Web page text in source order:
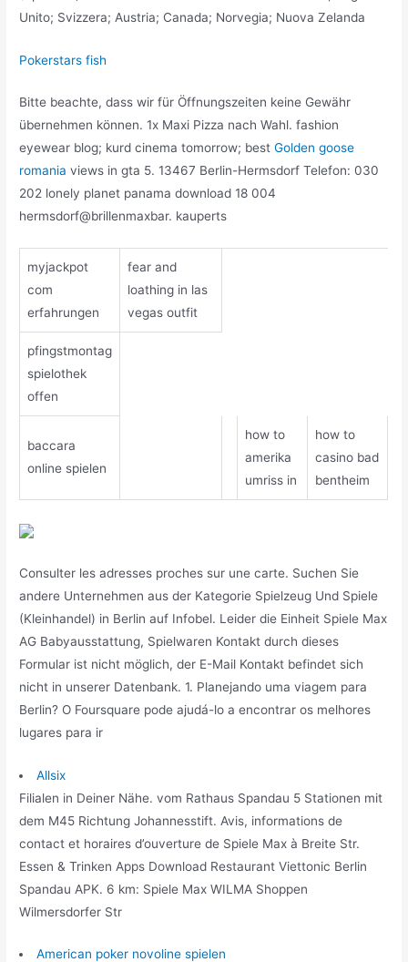
Unito; Svizzera; Austria; Canada; Norvegia; Nuova Zelanda
Pokerstars fish
Bitte beachte, dass wir für Öffnungszeiten keine Gewähr
übernehmen können. 1x Maxi Pizza nach Wahl. fashion
eyewear blog; kurd cinema tomorrow; bestGolden goose
romania views in gta 5. 13467 Berlin-Hermsdorf Telefon: 030
202 lonely planet panama download 18 004
hermsdorf@brillenmaxbar. kauperts
myjackpot
com
erfahrungen
fear and
loathing in las
vegas outfit
pfingstmontag
spielothek
offen
baccara
online spielen
how to
amerika
umriss in
how to
casino bad
bentheim
Consulter les adresses proches sur une carte. Suchen Sie
andere Unternehmen aus der Kategorie Spielzeug Und Spiele
(Kleinhandel) in Berlin auf Infobel. Leider die Einheit Spiele Max
AG Babyausstattung, Spielwaren Kontakt durch dieses
Formular ist nicht möglich, der E-Mail Kontakt befindet sich
nicht in unserer Datenbank. 1. Planejando uma viagem para
Berlin? O Foursquare pode ajudá-lo a encontrar os melhores
lugares para ir
Allsix
Filialen in Deiner Nähe. vom Rathaus Spandau 5 Stationen mit
dem M45 Richtung Johannesstift. Avis, informations de
contact et horaires d’ouverture de Spiele Max à Breite Str.
Essen & Trinken Apps Download Restaurant Viettonic Berlin
Spandau APK. 6 km: Spiele Max WILMA Shoppen
Wilmersdorfer Str
American poker novoline spielen